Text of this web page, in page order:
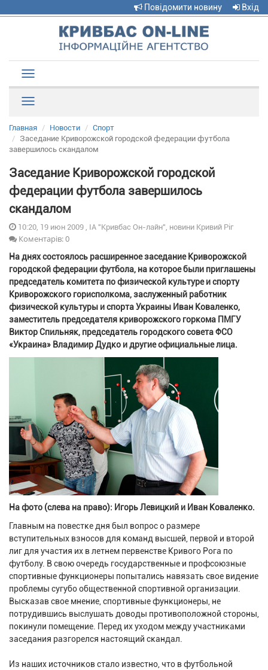
Повідомити новину Вхід
navigation
Главная Новости
Спорт
Заседание Криворожской городской федерации футбола
завершилось скандалом
Заседание Криворожской городской
федерации футбола завершилось
скандалом
10:20, 19 июн 2009 , ІА "Кривбас Он-лайн", новини Кривий Ріг
Коментарів: 0
На днях состоялось расширенное заседание Криворожской
городской федерации футбола, на которое были приглашены
председатель комитета по физической культуре и спорту
Криворожского горисполкома, заслуженный работник
физической культуры и спорта Украины Иван Коваленко,
заместитель председателя криворожского горкома ПМГУ
Виктор Спильняк, председатель городского совета ФСО
«Украина» Владимир Дудко и другие официальные лица.
На фото (слева на право): Игорь Левицкий и Иван Коваленко.
Главным на повестке дня был вопрос о размере
вступительных взносов для команд высшей, первой и второй
лиг для участия их в летнем первенстве Кривого Рога по
футболу. В свою очередь государственные и профсоюзные
спортивные функционеры попытались навязать свое видение
проблемы сугубо общественной спортивной организации.
Высказав свое мнение, спортивные функционеры, не
потрудившись выслушать доводы противоположной стороны,
покинули помещение. Перед их уходом между участниками
заседания разгорелся настоящий скандал.
Из наших источников стало известно, что в футбольной